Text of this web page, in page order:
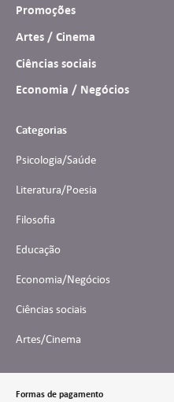
Promoções
Artes / Cinema
Ciências sociais
Economia / Negócios
Categorias
Psicologia/Saúde
Literatura/Poesia
Filosofia
Educação
Economia/Negócios
Ciências sociais
Artes/Cinema
Formas de pagamento